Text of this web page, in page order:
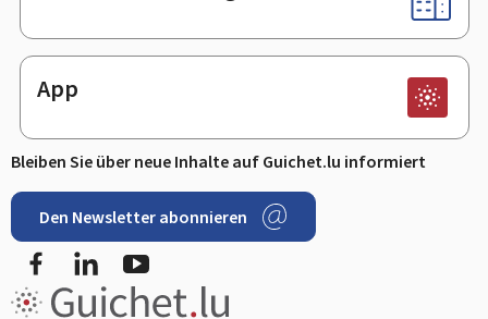
App
Bleiben Sie über neue Inhalte auf Guichet.lu informiert
Den Newsletter abonnieren
FacebookLinkedIn